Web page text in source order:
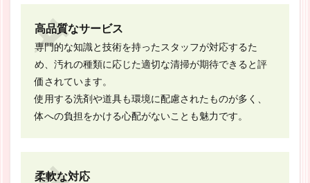
高品質なサービス
専門的な知識と技術を持ったスタッフが対応するた
め、汚れの種類に応じた適切な清掃が期待できると評
価されています。
使用する洗剤や道具も環境に配慮されたものが多く、
体への負担をかける心配がないことも魅力です。
柔軟な対応